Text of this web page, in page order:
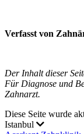
Verfasst von
Der Inhalt dieser
Für Diagnose und
Zahnarzt.
Diese Seite wurde
Istanbul